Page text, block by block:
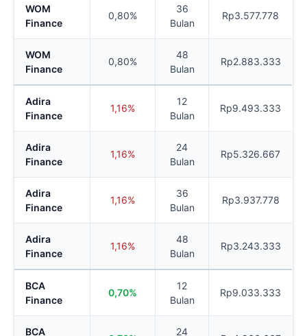
WOM
Finance
0,80%
36
Bulan
Rp3.577.778
WOM
Finance
0,80%
48
Bulan
Rp2.883.333
Adira
Finance
1,16%
12
Bulan
Rp9.493.333
Adira
Finance
1,16%
24
Bulan
Rp5.326.667
Adira
Finance
1,16%
36
Bulan
Rp3.937.778
Adira
Finance
1,16%
48
Bulan
Rp3.243.333
BCA
Finance
0,70%
12
Bulan
Rp9.033.333
BCA 24